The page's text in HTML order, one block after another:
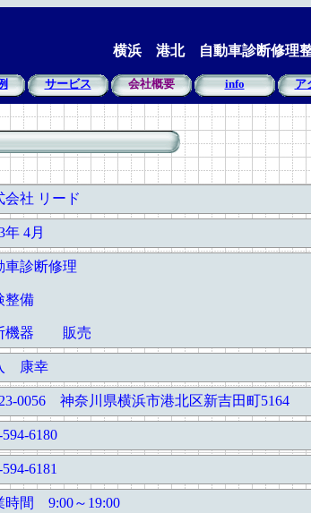
横浜 港北 自動車診断修理
サービス 会社概要 info ア
会社 リード
年 4月
車診断修理
整備
機器 販売
康幸
0056 神奈川県横浜市港北区新吉田町5164
6180
6181
時間 9:00～19:00